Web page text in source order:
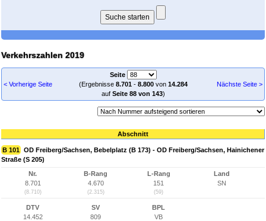
Verkehrszahlen 2019
< Vorherige Seite
Seite
(Ergebnisse 8.701- 8.800von 14.284
auf Seite 88 von 143)
Nächste Seite >
Abschnitt
B 101 OD Freiberg/Sachsen, Bebelplatz (B 173) - OD Freiberg/Sachsen, Hainichener
Straße (S 205)
Nr.
8.701
(8.710)
B-Rang
4.670
(2.315)
L-Rang
151
(59)
Land
SN
DTV
14.452
SV
809
BPL
VB